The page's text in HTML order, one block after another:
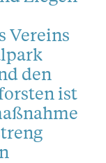
Vereins
den
ist